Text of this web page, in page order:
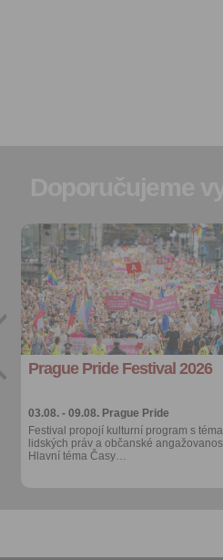
Prague Pride Festival 2026
03.08. - 09.08. Prague Pride
Festival propojí kulturní program s
lidských práv a občanské
Hlavní téma Časy…
Přidat do
oblíbených
Sdílet:
Facebook
export do
kalendáře
Více výhod pro